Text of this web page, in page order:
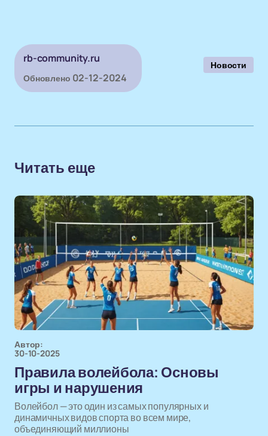
rb-community.ru
Обновлено 02-12-2024
Новости
Читать еще
Автор:
30-10-2025
Правила волейбола: Основы
игры и нарушения
Волейбол — это один из самых популярных и
динамичных видов спорта во всем мире,
объединяющий миллионы